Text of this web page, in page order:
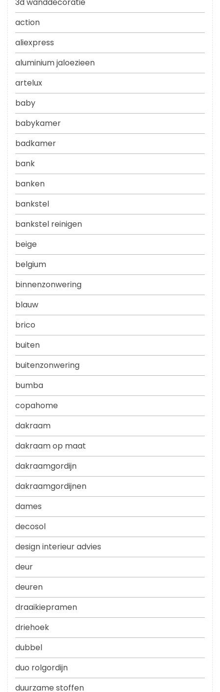
3d wanddecoratie
action
aliexpress
aluminium jaloezieen
artelux
baby
babykamer
badkamer
bank
banken
bankstel
bankstel reinigen
beige
belgium
binnenzonwering
blauw
brico
buiten
buitenzonwering
bumba
copahome
dakraam
dakraam op maat
dakraamgordijn
dakraamgordijnen
dames
decosol
design interieur advies
deur
deuren
draaikiepramen
driehoek
dubbel
duo rolgordijn
duurzame stoffen